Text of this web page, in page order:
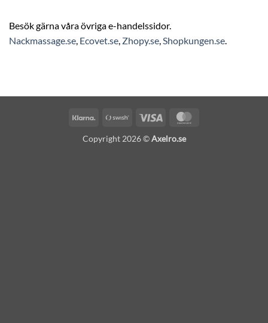
Besök gärna våra övriga e-handelssidor.
Nackmassage.se Ecovet.se Zhopy.se Shopkungen.se
Klarna
Swish
Visa
Copyright 2026 ©Axelro.se